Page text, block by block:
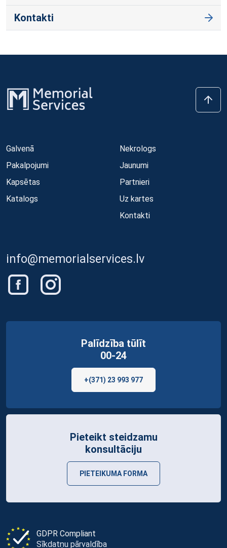
Kontakti
Galvenā
Pakalpojumi
Kapsētas
Katalogs
Nekrologs
Jaunumi
Partnieri
Uz kartes
Kontakti
info@memorialservices.lv
GDPR Compliant
Sīkdatņu pārvaldība
Palīdzība tūlīt
00-24
+(371) 23 993 977
Pieteikt steidzamu
konsultāciju
PIETEIKUMA FORMA